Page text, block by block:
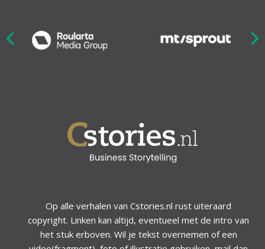
Op alle verhalen van Cstories.nl rust uiteraard
copyright. Linken kan altijd, eventueel met de intro van
het stuk erboven. Wil je tekst overnemen of een